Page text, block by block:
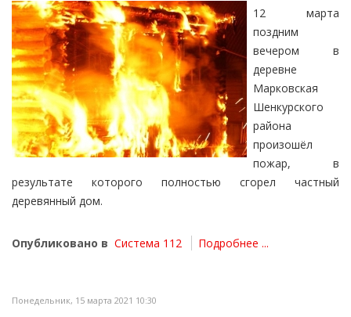
12 марта
поздним
вечером в
деревне
Марковская
Шенкурского
района
произошёл
пожар, в
результате которого полностью сгорел частный
деревянный дом.
Опубликовано в Система 112 Подробнее ...
Понедельник, 15 марта 2021 10:30